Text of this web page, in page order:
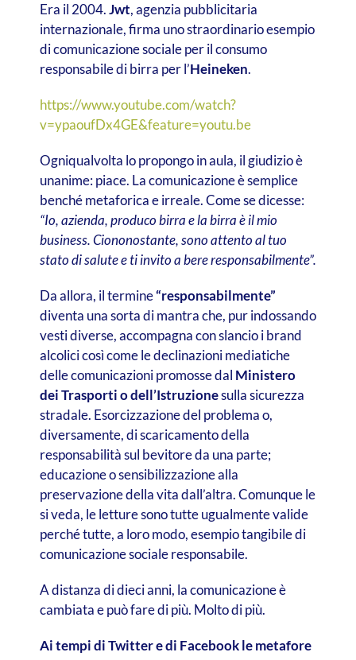
Era il 2004.Jwt, agenzia pubblicitaria
internazionale, firma uno straordinario esempio
di comunicazione sociale per il consumo
responsabile di birra per l’Heineken.
https://www.youtube.com/watch?
v=ypaoufDx4GE&feature=youtu.be
Ogniqualvolta lo propongo in aula, il giudizio è
unanime: piace. La comunicazione è semplice
benché metaforica e irreale. Come se dicesse:
“Io, azienda, produco birra e la birra è il mio
business. Ciononostante, sono attento al tuo
stato di salute e ti invito a bere responsabilmente”.
Da allora, il termine“responsabilmente”
diventa una sorta di mantra che, pur indossando
vesti diverse, accompagna con slancio i brand
alcolici così come le declinazioni mediatiche
delle comunicazioni promosse dal Ministero
dei Trasporti o dell’Istruzionesulla sicurezza
stradale. Esorcizzazione del problema o,
diversamente, di scaricamento della
responsabilità sul bevitore da una parte;
educazione o sensibilizzazione alla
preservazione della vita dall’altra. Comunque le
si veda, le letture sono tutte ugualmente valide
perché tutte, a loro modo, esempio tangibile di
comunicazione sociale responsabile.
A distanza di dieci anni, la comunicazione è
cambiata e può fare di più. Molto di più.
Ai tempi di Twitter e di Facebook le metafore